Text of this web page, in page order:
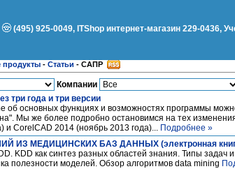
(495) 925-0049, ITShop интернет-магазин 229-0436,
- Статьи - САПР
Компании
три года и три версии
об основных функциях и возможностях программы
Мы же более подробно остановимся на тех
и CorelCAD 2014 (ноябрь 2013 года)... Подробнее »
ИЗ МЕДИЦИНСКИХ БАЗ ДАННЫХ (электронная
KDD как синтез разных областей знания. Типы
полезности моделей. Обзор алгоритмов data mining